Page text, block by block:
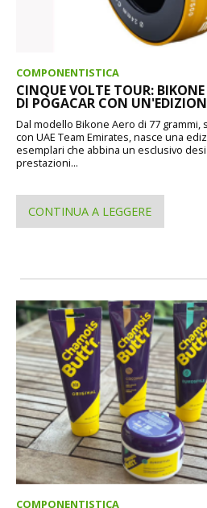
COMPONENTISTICA
CINQUE VOLTE TOUR: BIKONE
DI POGACAR CON
Dal modello Bikone Aero di 77
con UAE Team Emirates, nasce una
esemplari che abbina un esclusivo
prestazioni...
CONTINUA A LEGGERE
COMPONENTISTICA